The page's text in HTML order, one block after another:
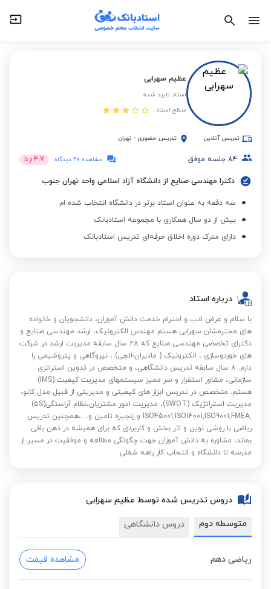
عظیم سهرابی
استاد تایید شده
سطح استاد:
تدریس آنلاین تدریس حضوری - تهران
84 جلسه موفق مشاهده 20 دیدگاه 4.7 از 5
دکترا مهندسی صنایع از دانشگاه آزاد اسلامی واحد تهران جنوب
سه دفعه به عنوان استاد برتر در دانشگاه انتخاب شده ام
بیش از دو سال همکاری با مجموعه استادبانک
دارای مدرک دوره اخلاق حرفه‌ای تدریس استادبانک
درباره استاد
با سلام و عرض ادب و احترام خدمت دانش آموزان، دانشجویان و خانواده
های محترمشان سهرابی هستم مهندس الکترونیک، ارشد مهندسی صنایع و
دکترای تخصصی مهندسی صنایع که 28 سال سابقه مدیریت ارشد در شرکت
های خوردوسازی ، الکترونیک ( مادیران-الجی) ، نیروگاهی و پتروشیمی را
دارم. 8 سال سابقه تدریس دانشگاهی، و متخصص در تدوین استراتزی
سازمانی، مشاور استقرار و سر ممیز سیستمهای مدیریت کیفیت (IMS)
هستم. متخصص در تدریس ابزار های کیفیتی و مدیریتی از قبیل مدل کانو،
مدیریت استراتژیک (SWOT)، مدیریت امور مشتریان،نظام آراستگی(5S)
,ISO45001,ISO14001,ISO9001,FMEA و زنجیره تامین و....،همچنین تدریس
ریاضی با روشی نوین و اثر بخش و کاربردی که برای همیشه در ذهن باقی
بماند، مشاوره به دانش آموزان جهت چگونگی مطالعه و موفقیت در مسیر از
مدرسه تا دانشگاه و انتحاب کار راهه شغلی
دروس تدریس شده توسط عظیم سهرابی
متوسطه دوم دروس دانشگاهی
ریاضی دهم مشاهده قیمت